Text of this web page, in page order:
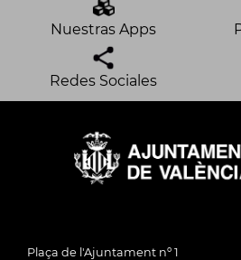
Nuestras Apps
Redes Sociales
Plaça de l'Ajuntament nº 1